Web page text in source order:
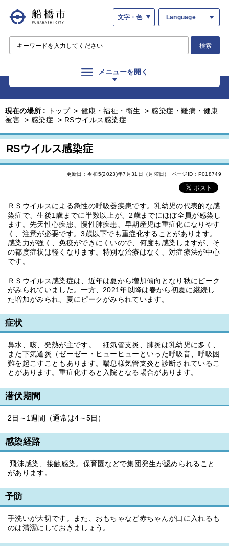
文字・色 Language
検索
メニューを開く
現在の場所 : トップ > 健康・福祉・衛生 > 感染症・難病・健康
被害 > 感染症 > RSウイルス感染症
RSウイルス感染症
更新日：令和5(2023)年7月31日（月曜日） ページID：P018749
ＲＳウイルスによる急性の呼吸器疾患です。乳幼児の代表的な感
染症で、生後1歳までに半数以上が、2歳までにほぼ全員が感染し
ます。先天性心疾患、慢性肺疾患、早期産児は重症化になりやす
く、注意が必要です。3歳以下でも重症化することがあります。
感染力が強く、免疫ができにくいので、何度も感染しますが、そ
の都度症状は軽くなります。特別な治療はなく、対症療法が中心
です。
ＲＳウイルス感染症は、近年は夏から増加傾向となり秋にピーク
がみられていました。一方、2021年以降は春から初夏に継続し
た増加がみられ、夏にピークがみられています。
症状
鼻水、咳、発熱が主です。 細気管支炎、肺炎は乳幼児に多く、
また下気道炎（ゼーゼー・ヒューヒューといった呼吸音、呼吸困
難を起こすこともあります。喘息様気管支炎と診断されているこ
とがあります。重症化すると入院となる場合があります。
潜伏期間
2日～1週間（通常は4～5日）
感染経路
飛沫感染、接触感染。保育園などで集団発生が認められること
があります。
予防
手洗いが大切です。また、おもちゃなど赤ちゃんが口に入れるも
のは清潔にしておきましょう。